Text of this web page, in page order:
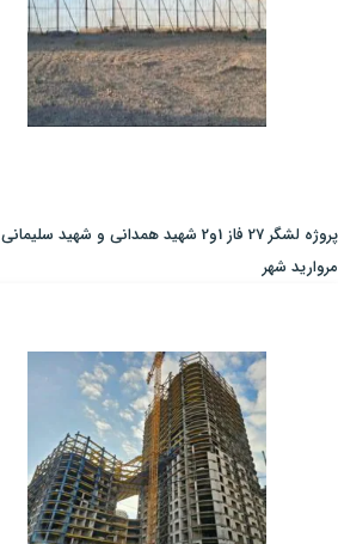
پروژه لشگر 27 فاز 1و2 شهید همدانی و شهید سلیمانی
مروارید شهر